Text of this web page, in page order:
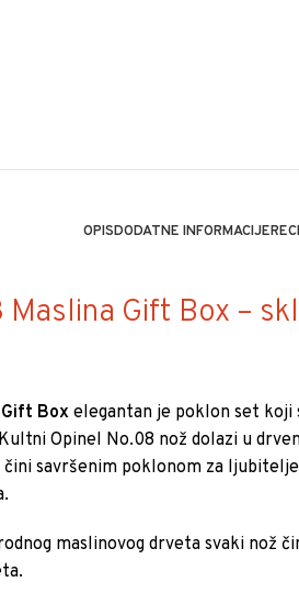
OPISDODATNE INFORMACIJE
Maslina Gift Box –
Gift Box elegantan je poklon set
Opinel No.08 nož dolazi u
savršenim poklonom za
maslinovog drveta svaki